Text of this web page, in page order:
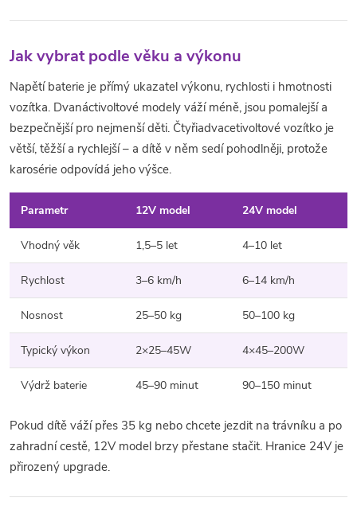
Jak vybrat podle věku a výkonu
Napětí baterie je přímý ukazatel výkonu, rychlosti i hmotnosti
vozítka. Dvanáctivoltové modely váží méně, jsou pomalejší a
bezpečnější pro nejmenší děti. Čtyřiadvacetivoltové vozítko je
větší, těžší a rychlejší – a dítě v něm sedí pohodlněji, protože
karosérie odpovídá jeho výšce.
Parametr 12V model 24V model
Vhodný věk 1,5–5 let 4–10 let
Rychlost 3–6 km/h 6–14 km/h
Nosnost 25–50 kg 50–100 kg
Typický výkon 2×25–45W 4×45–200W
Výdrž baterie 45–90 minut 90–150 minut
Pokud dítě váží přes 35 kg nebo chcete jezdit na trávníku a po
zahradní cestě, 12V model brzy přestane stačit. Hranice 24V je
přirozený upgrade.